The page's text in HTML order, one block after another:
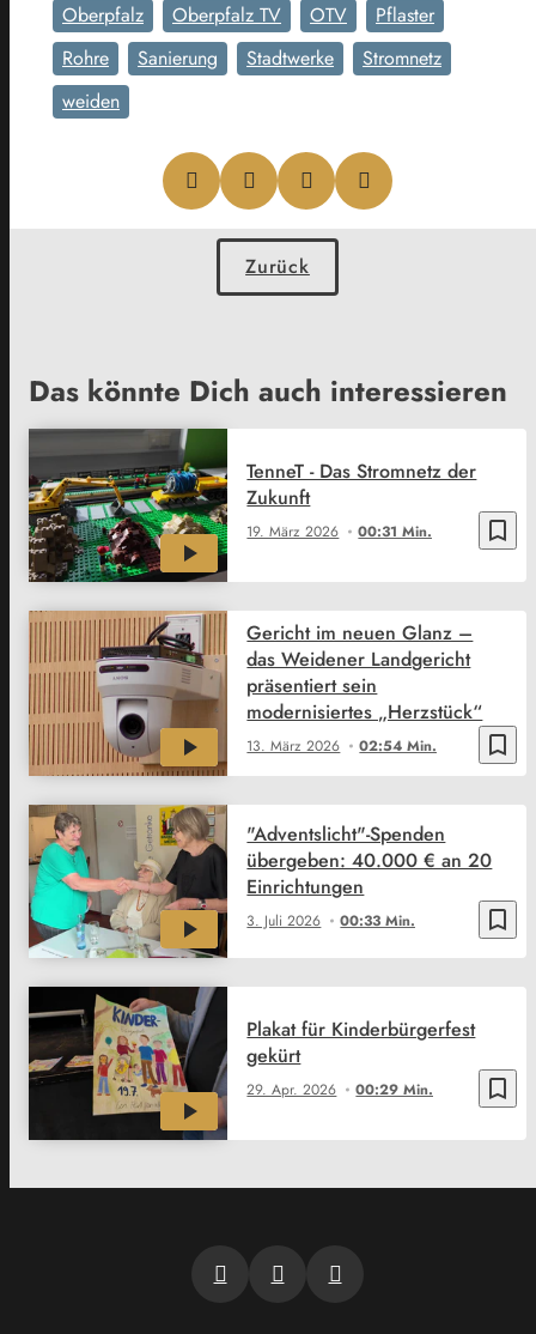
Oberpfalz
Oberpfalz TV OTV
Pflaster
Rohre
Sanierung Stadtwerke
Stromnetz
weiden
Zurück
Das könnte Dich auch interessieren
bookmark_border
19. März 2026 00:31 Min.
TenneT - Das Stromnetz der
Zukunft
bookmark_border
13. März 2026 02:54 Min.
Gericht im neuen Glanz –
das Weidener Landgericht
präsentiert sein
modernisiertes „Herzstück“
bookmark_border
3. Juli 2026 00:33 Min.
"Adventslicht"-Spenden
übergeben: 40.000 € an 20
Einrichtungen
bookmark_border
29. Apr. 2026 00:29 Min.
Plakat für Kinderbürgerfest
gekürt